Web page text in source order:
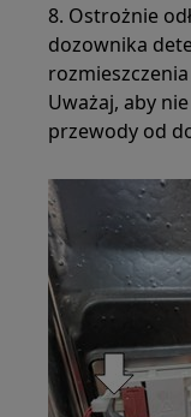
8. Ostrożnie
dozownika
Uważaj, aby
przewody od